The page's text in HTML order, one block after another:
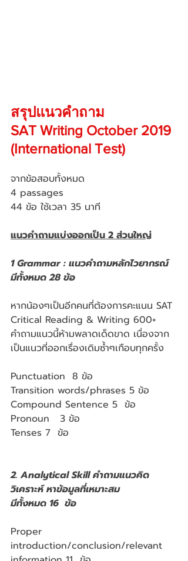
สรุปแนวคำถาม
SAT Writing October 2019
(International Test)
จากข้อสอบทั้งหมด
4 passages
44 ข้อ ใช้เวลา 35 นาที
แนวคำถามแบ่งออกเป็น 2 ส่วนใหญ่
1 Grammar : แนวคำถามหลักไวยากรณ์
มีทั้งหมด 28 ข้อ
หากน้องๆเป็นอีกคนที่ต้องการคะแนน SAT
Critical Reading & Writing 600+
คำถามแนวนี้ห้ามพลาดเด็ดขาด เนื่องจาก
เป็นแนวที่ออกเรื่องเดิมซ้ำๆเกือบทุกครั้ง
Punctuation  8 ข้อ
Transition words/phrases 5 ข้อ
Compound Sentence 5  ข้อ
Pronoun   3 ข้อ
Tenses 7  ข้อ
2. Analytical Skill คำถามแนวคิด
วิเคราะห์ หาข้อมูลที่เหมาะสม
มีทั้งหมด 16  ข้อ
Proper
introduction/conclusion/relevant